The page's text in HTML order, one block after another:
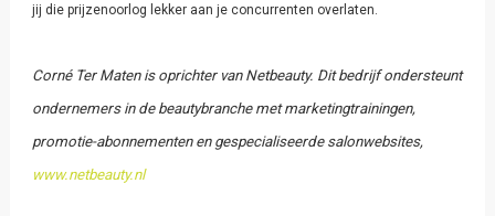
jij die prijzenoorlog lekker aan je concurrenten overlaten.
Corné Ter Maten is oprichter van Netbeauty. Dit bedrijf ondersteunt
ondernemers in de beautybranche met marketingtrainingen,
promotie-abonnementen en gespecialiseerde salonwebsites,
www.netbeauty.nl